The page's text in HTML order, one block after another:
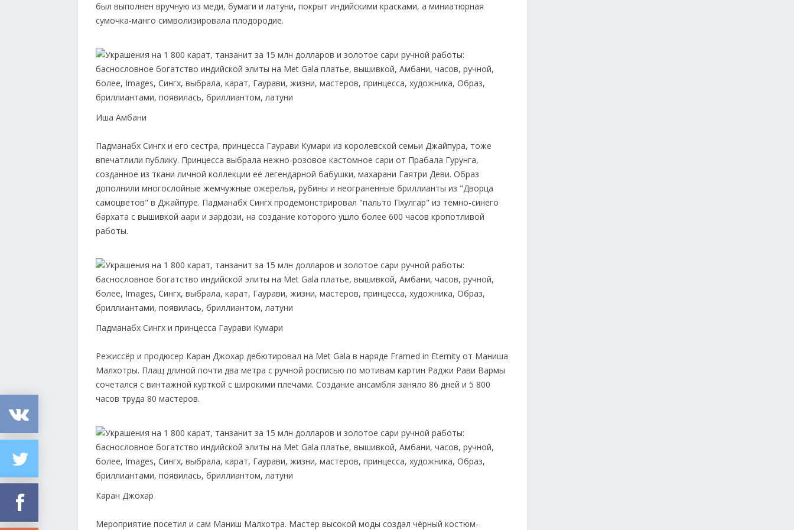
был выполнен вручную из меди, бумаги и латуни, покрыт индийскими красками, а миниатюрная
сумочка-манго символизировала плодородие.
Иша Амбани
Падманабх Сингх и его сестра, принцесса Гаурави Кумари из королевской семьи Джайпура, тоже
впечатлили публику. Принцесса выбрала нежно-розовое кастомное сари от Прабала Гурунга,
созданное из ткани личной коллекции её легендарной бабушки, махарани Гаятри Деви. Образ
дополнили многослойные жемчужные ожерелья, рубины и неограненные бриллианты из "Дворца
самоцветов" в Джайпуре. Падманабх Сингх продемонстрировал "пальто Пхулгар" из тёмно-синего
бархата с вышивкой аари и зардози, на создание которого ушло более 600 часов кропотливой
работы.
Падманабх Сингх и принцесса Гаурави Кумари
Режиссёр и продюсер Каран Джохар дебютировал на Met Gala в наряде Framed in Eternity от Маниша
Малхотры. Плащ длиной почти два метра с ручной росписью по мотивам картин Раджи Рави Вармы
сочетался с винтажной курткой с широкими плечами. Создание ансамбля заняло 86 дней и 5 800
часов труда 80 мастеров.
Каран Джохар
Мероприятие посетил и сам Маниш Малхотра. Мастер высокой моды создал чёрный костюм-